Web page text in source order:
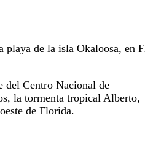
playa de la isla Okaloosa,
del Centro Nacional de
la tormenta tropical Alberto,
de Florida.